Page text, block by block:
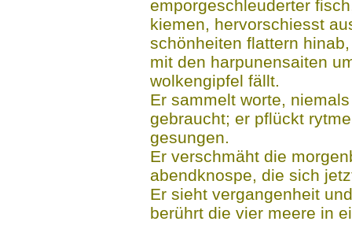
emporgeschleuderter
kiemen, hervorschiesst
schönheiten flattern
mit den harpunensaiten
wolkengipfel fällt.
Er sammelt worte,
gebraucht; er pflückt
gesungen.
Er verschmäht die
abendknospe, die sich
Er sieht vergangenheit
berührt die vier meere in